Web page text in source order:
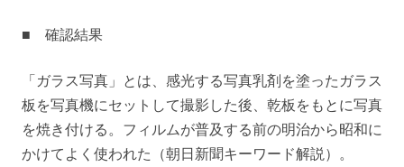
■ 確認結果
「ガラス写真」とは、感光する写真乳剤を塗ったガラス
板を写真機にセットして撮影した後、乾板をもとに写真
を焼き付ける。フィルムが普及する前の明治から昭和に
かけてよく使われた（朝日新聞キーワード解説）。